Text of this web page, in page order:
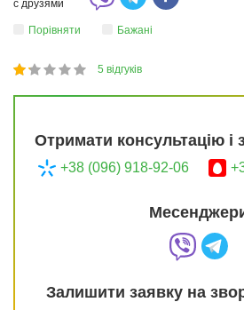
с друзями
Порівняти Бажані
22
1
2
3
4
5 5 відгуків
Отримати консультацію і
+38 (096) 918-92-06
Залишити заявку на